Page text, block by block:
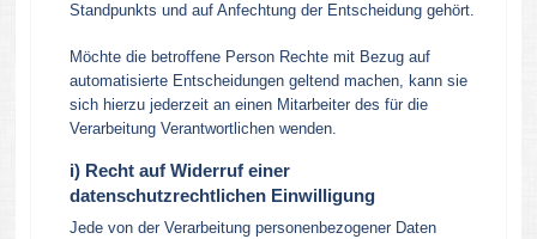
Standpunkts und auf Anfechtung der Entscheidung gehört.
Möchte die betroffene Person Rechte mit Bezug auf
automatisierte Entscheidungen geltend machen, kann sie
sich hierzu jederzeit an einen Mitarbeiter des für die
Verarbeitung Verantwortlichen wenden.
i) Recht auf Widerruf einer
datenschutzrechtlichen Einwilligung
Jede von der Verarbeitung personenbezogener Daten